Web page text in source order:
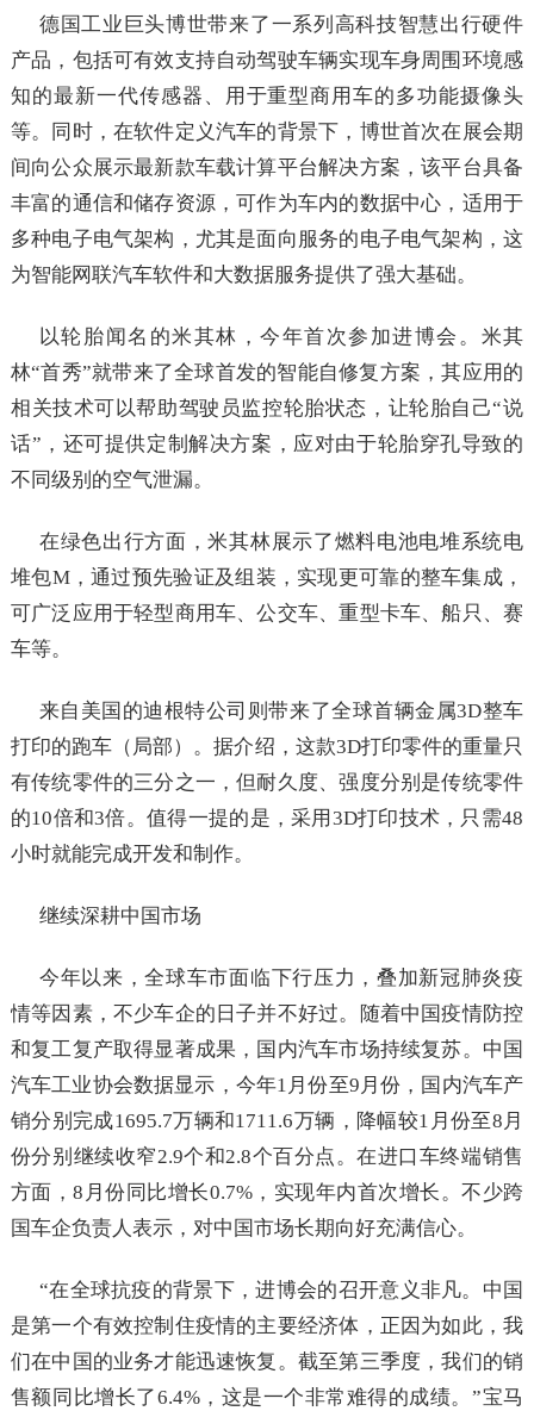
德国工业巨头博世带来了一系列高科技智慧出行硬件
产品，包括可有效支持自动驾驶车辆实现车身周围环境感
知的最新一代传感器、用于重型商用车的多功能摄像头
等。同时，在软件定义汽车的背景下，博世首次在展会期
间向公众展示最新款车载计算平台解决方案，该平台具备
丰富的通信和储存资源，可作为车内的数据中心，适用于
多种电子电气架构，尤其是面向服务的电子电气架构，这
为智能网联汽车软件和大数据服务提供了强大基础。
以轮胎闻名的米其林，今年首次参加进博会。米其
林“首秀”就带来了全球首发的智能自修复方案，其应用的
相关技术可以帮助驾驶员监控轮胎状态，让轮胎自己“说
话”，还可提供定制解决方案，应对由于轮胎穿孔导致的
不同级别的空气泄漏。
在绿色出行方面，米其林展示了燃料电池电堆系统电
堆包M，通过预先验证及组装，实现更可靠的整车集成，
可广泛应用于轻型商用车、公交车、重型卡车、船只、赛
车等。
来自美国的迪根特公司则带来了全球首辆金属3D整车
打印的跑车（局部）。据介绍，这款3D打印零件的重量只
有传统零件的三分之一，但耐久度、强度分别是传统零件
的10倍和3倍。值得一提的是，采用3D打印技术，只需48
小时就能完成开发和制作。
继续深耕中国市场
今年以来，全球车市面临下行压力，叠加新冠肺炎疫
情等因素，不少车企的日子并不好过。随着中国疫情防控
和复工复产取得显著成果，国内汽车市场持续复苏。中国
汽车工业协会数据显示，今年1月份至9月份，国内汽车产
销分别完成1695.7万辆和1711.6万辆，降幅较1月份至8月
份分别继续收窄2.9个和2.8个百分点。在进口车终端销售
方面，8月份同比增长0.7%，实现年内首次增长。不少跨
国车企负责人表示，对中国市场长期向好充满信心。
“在全球抗疫的背景下，进博会的召开意义非凡。中国
是第一个有效控制住疫情的主要经济体，正因为如此，我
们在中国的业务才能迅速恢复。截至第三季度，我们的销
售额同比增长了6.4%，这是一个非常难得的成绩。”宝马